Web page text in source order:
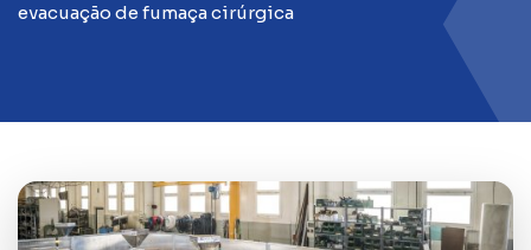
evacuação de fumaça cirúrgica